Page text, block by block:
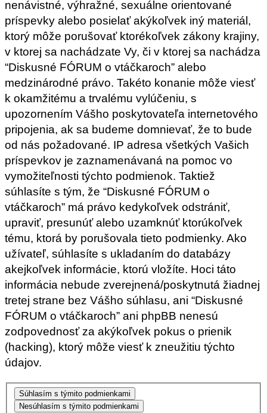
nenávistné, výhražné, sexuálne orientované
príspevky alebo posielať akýkoľvek iný materiál,
ktorý môže porušovať ktorékoľvek zákony krajiny,
v ktorej sa nachádzate Vy, či v ktorej sa nachádza
“Diskusné FÓRUM o vtáčkaroch” alebo
medzinárodné právo. Takéto konanie môže viesť
k okamžitému a trvalému vylúčeniu, s
upozornením Vášho poskytovateľa internetového
pripojenia, ak sa budeme domnievať, že to bude
od nás požadované. IP adresa všetkých Vašich
príspevkov je zaznamenávaná na pomoc vo
vymožiteľnosti týchto podmienok. Taktiež
súhlasíte s tým, že “Diskusné FÓRUM o
vtáčkaroch” má právo kedykoľvek odstrániť,
upraviť, presunúť alebo uzamknúť ktorúkoľvek
tému, ktorá by porušovala tieto podmienky. Ako
užívateľ, súhlasíte s ukladaním do databázy
akejkoľvek informácie, ktorú vložíte. Hoci táto
informácia nebude zverejnená/poskytnutá žiadnej
tretej strane bez Vášho súhlasu, ani “Diskusné
FÓRUM o vtáčkaroch” ani phpBB nenesú
zodpovednosť za akýkoľvek pokus o prienik
(hacking), ktorý môže viesť k zneužitiu týchto
údajov.